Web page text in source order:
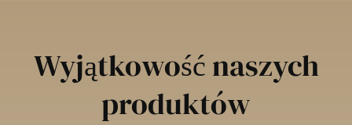
Wyjątkowość naszych
produktów